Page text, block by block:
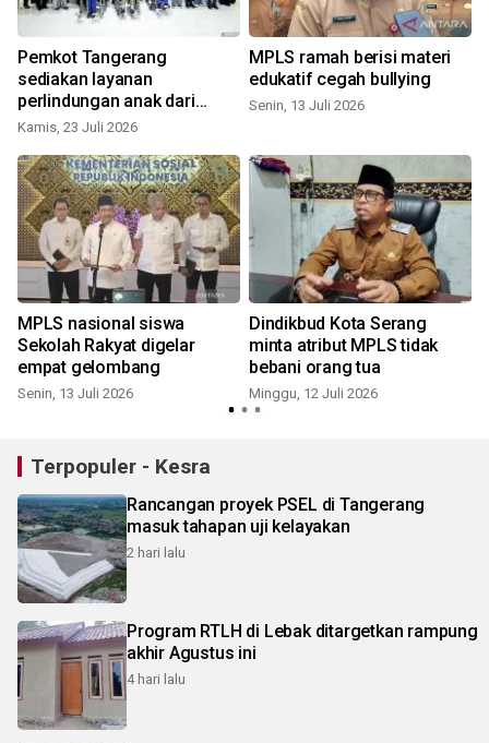
Pemkot Tangerang
sediakan layanan
perlindungan anak dari
kekerasan
Kamis, 23 Juli 2026
MPLS ramah berisi materi
edukatif cegah bullying
Senin, 13 Juli 2026
MPLS nasional siswa
Sekolah Rakyat digelar
empat gelombang
Senin, 13 Juli 2026
Dindikbud Kota Serang
minta atribut MPLS tidak
bebani orang tua
Minggu, 12 Juli 2026
Terpopuler - Kesra
Rancangan proyek PSEL di Tangerang
masuk tahapan uji kelayakan
2 hari lalu
Program RTLH di Lebak ditargetkan rampung
akhir Agustus ini
4 hari lalu